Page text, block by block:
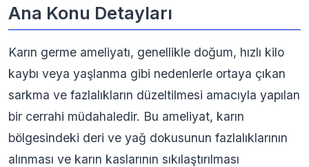
Ana Konu Detayları
Karın germe ameliyatı, genellikle doğum, hızlı kilo
kaybı veya yaşlanma gibi nedenlerle ortaya çıkan
sarkma ve fazlalıkların düzeltilmesi amacıyla yapılan
bir cerrahi müdahaledir. Bu ameliyat, karın
bölgesindeki deri ve yağ dokusunun fazlalıklarının
alınması ve karın kaslarının sıkılaştırılması